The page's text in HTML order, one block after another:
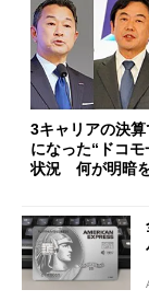
3キャリアの決算
になった“ドコ
状況 何が明暗